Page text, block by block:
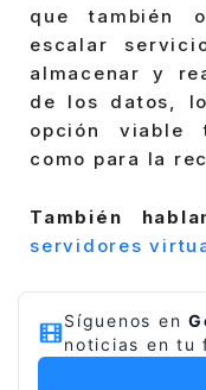
que también
escalar
almacenar y
de los datos,
opción viable
como para la
También
servidores
Síguenos en
noticias en tu